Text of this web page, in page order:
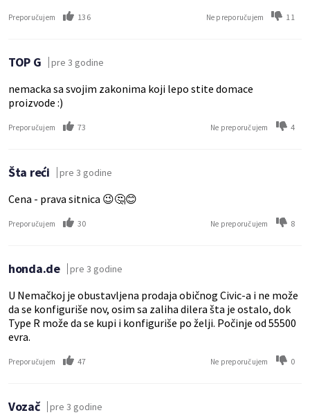
Preporučujem 136 Ne preporučujem 11
TOP G pre 3 godine
nemacka sa svojim zakonima koji lepo stite domace
proizvode :)
Preporučujem 73 Ne preporučujem 4
Šta reći pre 3 godine
Cena - prava sitnica 😉🤔😊
Preporučujem 30 Ne preporučujem 8
honda.de pre 3 godine
U Nemačkoj je obustavljena prodaja običnog Civic-a i ne može
da se konfiguriše nov, osim sa zaliha dilera šta je ostalo, dok
Type R može da se kupi i konfiguriše po želji. Počinje od 55500
evra.
Preporučujem 47 Ne preporučujem 0
Vozač pre 3 godine